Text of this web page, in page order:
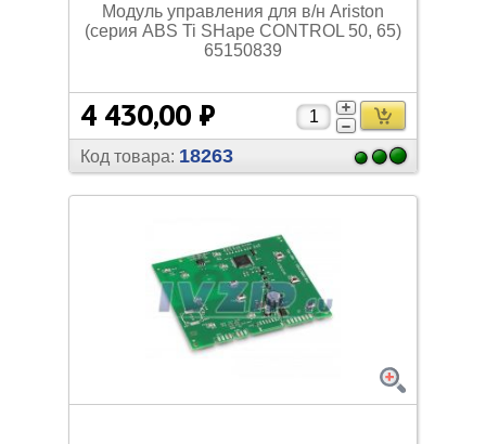
Модуль управления для в/н Ariston
(cерия ABS Ti SHape CONTROL 50, 65)
65150839
4 430,00 ₽
Код товара: 18263